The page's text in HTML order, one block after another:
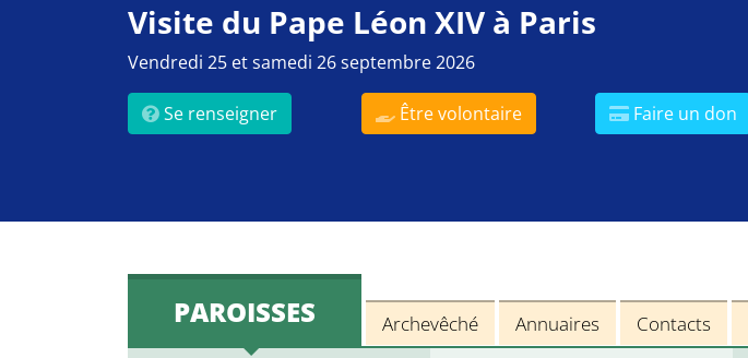
Visite du Pape Léon XIV à Paris
Vendredi 25 et samedi 26 septembre 2026
Se renseigner Être volontaire Faire un don
PAROISSES Archevêché Annuaires Contacts